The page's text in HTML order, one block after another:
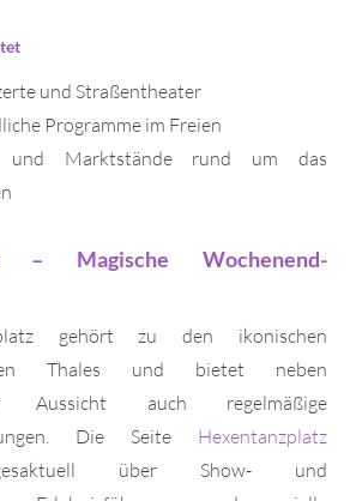
und Straßentheater
Programme im Freien
und Marktstände rund um das
– Magische Wochenend-
gehört zu den ikonischen
Thales und bietet neben
Aussicht auch regelmäßige
Die Seite Hexentanzplatz
über Show- und